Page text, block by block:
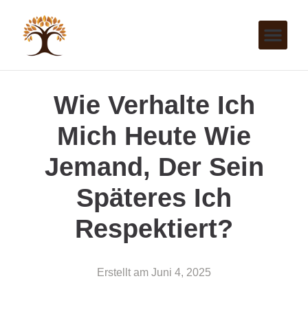
Wie Verhalte Ich
Mich Heute Wie
Jemand, Der Sein
Späteres Ich
Respektiert?
Erstellt am Juni 4, 2025